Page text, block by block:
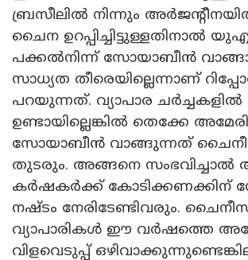
ബ്രസീലിൽ നിന്നും
ചൈന ഉറപ്പിച്ചിട്ടുള്ളതിനാൽ
പക്കൽനിന്ന് സോയാബീൻ
സാധ്യത തീരെയില്ലെന്നാണ്
പറയുന്നത്. വ്യാപാര
ഉണ്ടായില്ലെങ്കിൽ തെക്കേ
സോയാബീൻ വാങ്ങുന്നത്
തുടരും. അങ്ങനെ സംഭവിച്ചാൽ
കർഷകർക്ക് കോടിക്കണക്കിന്
നഷ്ടം നേരിടേണ്ടിവരും.
വ്യാപാരികൾ ഈ വർഷത്തെ
വിളവെടുപ്പ്